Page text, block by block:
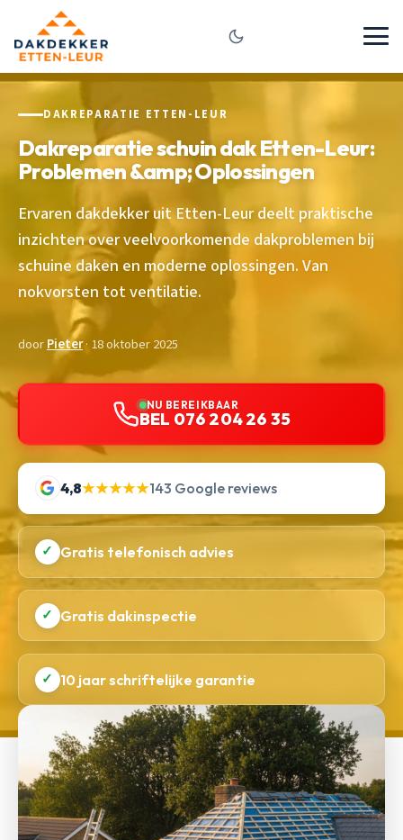
DAKREPARATIE ETTEN-LEUR
Dakreparatie schuin dak Etten-Leur:
Problemen &amp; Oplossingen
Ervaren dakdekker uit Etten-Leur deelt praktische
inzichten over veelvoorkomende dakproblemen bij
schuine daken en moderne oplossingen. Van
nokvorsten tot ventilatie.
doorPieter· 18 oktober 2025
NU BEREIKBAAR
BEL 076 204 26 35
4,8★★★★★143 Google reviews
✓ Gratis telefonisch advies
✓ Gratis dakinspectie
✓ 10 jaar schriftelijke garantie